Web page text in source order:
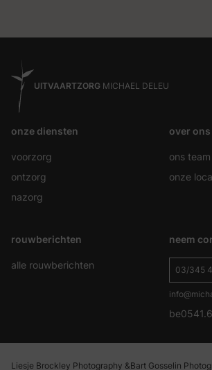
UITVAARTZORG MICHAEL DELEU
onze diensten
voorzorg
ontzorg
nazorg
over ons
ons team
onze
rouwberichten
alle rouwberichten
neem
03/345
Liesje Brockley Photography &Bart Gosselin